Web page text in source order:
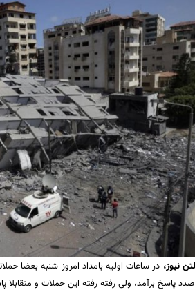
نیوز، در ساعات اولیه بامداد امروز شنبه بعضا
پاسخ برآمد، ولی رفته رفته این حملات و